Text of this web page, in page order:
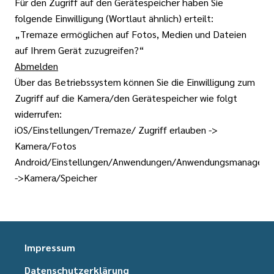
folgende Einwilligung (Wortlaut ähnlich) erteilt:
„Tremaze ermöglichen auf Fotos, Medien und Dateien
auf Ihrem Gerät zuzugreifen?“
Abmelden
Über das Betriebssystem können Sie die Einwilligung zum
Zugriff auf die Kamera/den Gerätespeicher wie folgt
widerrufen:
iOS/Einstellungen/Tremaze/ Zugriff erlauben ->
Kamera/Fotos
Android/Einstellungen/Anwendungen/
->Kamera/Speicher
Impressum
Datenschutzerklärung